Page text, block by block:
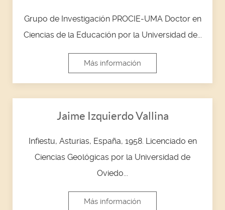
Grupo de Investigación PROCIE-UMA Doctor en
Ciencias de la Educación por la Universidad de...
Más información
Jaime Izquierdo Vallina
Infiestu, Asturias, España, 1958. Licenciado en
Ciencias Geológicas por la Universidad de
Oviedo...
Más información